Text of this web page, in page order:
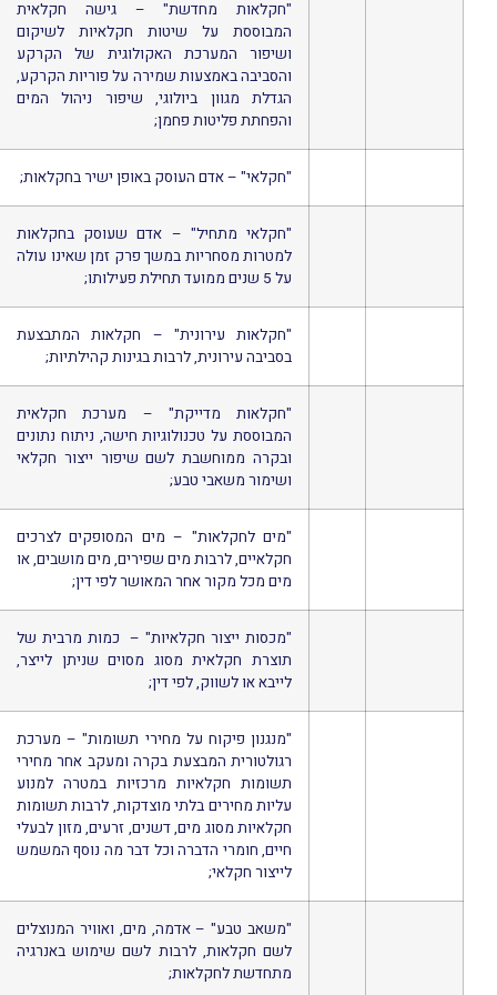
"חקלאות מחדשת" – גישה חקלאית
המבוססת על שיטות חקלאיות לשיקום
ושיפור המערכת האקולוגית של הקרקע
והסביבה באמצעות שמירה על פוריות הקרקע,
הגדלת מגוון ביולוגי, שיפור ניהול המים
והפחתת פליטות פחמן;
"חקלאי" – אדם העוסק באופן ישיר בחקלאות;
"חקלאי מתחיל" – אדם שעוסק בחקלאות
למטרות מסחריות במשך פרק זמן שאינו עולה
על 5 שנים ממועד תחילת פעילותו;
"חקלאות עירונית" – חקלאות המתבצעת
בסביבה עירונית, לרבות בגינות קהילתיות;
"חקלאות מדייקת" – מערכת חקלאית
המבוססת על טכנולוגיות חישה, ניתוח נתונים
ובקרה ממוחשבת לשם שיפור ייצור חקלאי
ושימור משאבי טבע;
"מים לחקלאות" – מים המסופקים לצרכים
חקלאיים, לרבות מים שפירים, מים מושבים, או
מים מכל מקור אחר המאושר לפי דין;
"מכסות ייצור חקלאיות" – כמות מרבית של
תוצרת חקלאית מסוג מסוים שניתן לייצר,
לייבא או לשווק, לפי דין;
"מנגנון פיקוח על מחירי תשומות" – מערכת
רגולטורית המבצעת בקרה ומעקב אחר מחירי
תשומות חקלאיות מרכזיות במטרה למנוע
עליות מחירים בלתי מוצדקות, לרבות תשומות
חקלאיות מסוג מים, דשנים, זרעים, מזון לבעלי
חיים, חומרי הדברה וכל דבר מה נוסף המשמש
לייצור חקלאי;
"משאב טבע" – אדמה, מים, ואוויר המנוצלים
לשם חקלאות, לרבות לשם שימוש באנרגיה
מתחדשת לחקלאות;